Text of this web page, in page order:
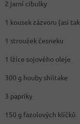
2 jarní cibulky
1 kousek zázvoru (asi
1 stroužek česneku
1 lžíce sojového oleje
300 g houby shiitake
3 papriky
150 g fazolových klíčků